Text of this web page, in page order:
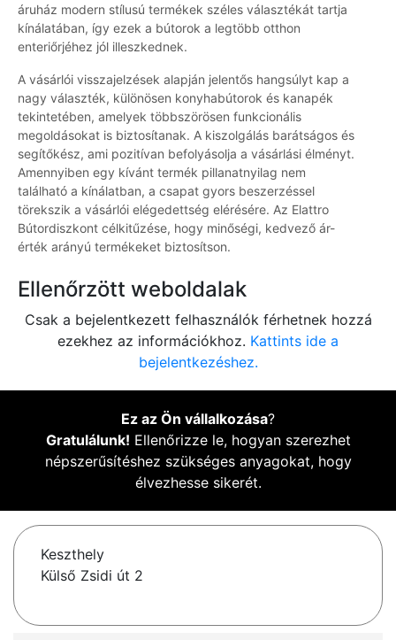
áruház modern stílusú termékek széles választékát tartja
kínálatában, így ezek a bútorok a legtöbb otthon
enteriőrjéhez jól illeszkednek.
A vásárlói visszajelzések alapján jelentős hangsúlyt kap a
nagy választék, különösen konyhabútorok és kanapék
tekintetében, amelyek többszörösen funkcionális
megoldásokat is biztosítanak. A kiszolgálás barátságos és
segítőkész, ami pozitívan befolyásolja a vásárlási élményt.
Amennyiben egy kívánt termék pillanatnyilag nem
található a kínálatban, a csapat gyors beszerzéssel
törekszik a vásárlói elégedettség elérésére. Az Elattro
Bútordiszkont célkitűzése, hogy minőségi, kedvező ár-
érték arányú termékeket biztosítson.
Ellenőrzött weboldalak
Csak a bejelentkezett felhasználók férhetnek hozzá
ezekhez az információkhoz. Kattints ide a
bejelentkezéshez.
Ez az Ön vállalkozása?
Gratulálunk! Ellenőrizze le, hogyan szerezhet
népszerűsítéshez szükséges anyagokat, hogy
élvezhesse sikerét.
Keszthely
Külső Zsidi út 2